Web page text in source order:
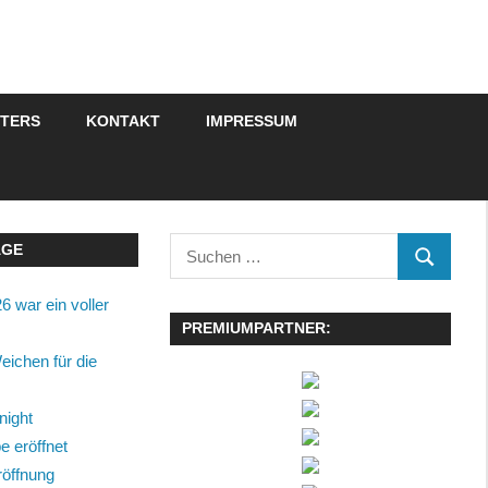
KONTAKT IMPRESSUM
war ein voller
für die
eröffnet
nach:
SUCHEN
PREMIUMPARTNER: